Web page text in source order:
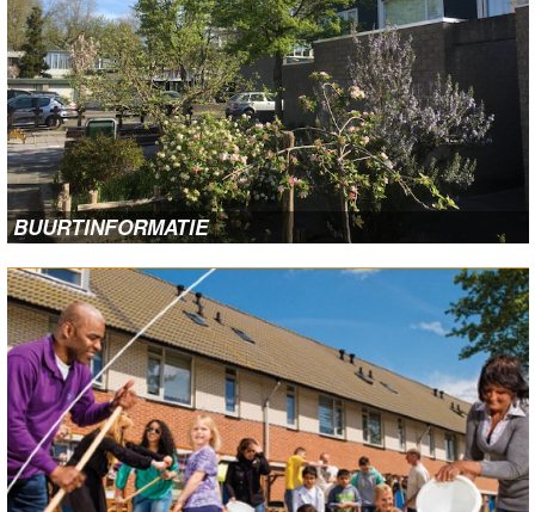
vitalis
BUURTINFORMATIE